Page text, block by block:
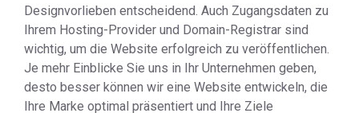
Designvorlieben entscheidend. Auch Zugangsdaten zu
Ihrem Hosting-Provider und Domain-Registrar sind
wichtig, um die Website erfolgreich zu veröffentlichen.
Je mehr Einblicke Sie uns in Ihr Unternehmen geben,
desto besser können wir eine Website entwickeln, die
Ihre Marke optimal präsentiert und Ihre Ziele